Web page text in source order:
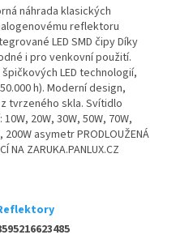
náhrada klasických
reflektoru
LED SMD čipy Díky
i pro venkovní použití.
LED technologií,
h). Moderní design,
tvrzeného skla. Svítidlo
20W, 30W, 50W, 70W,
asymetr PRODLOUŽENÁ
NA ZARUKA.PANLUX.CZ